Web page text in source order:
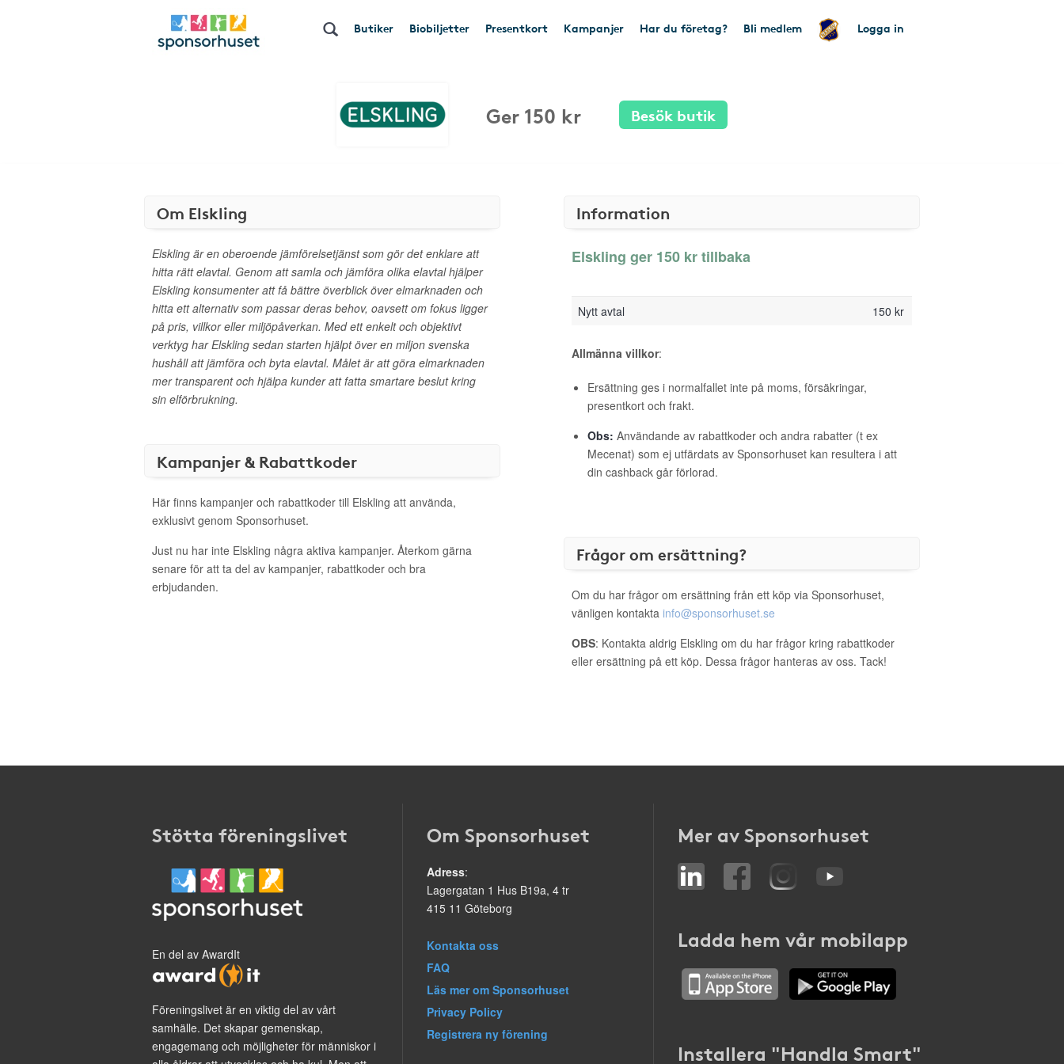
Butiker Biobiljetter Presentkort Kampanjer Har du företag? Bli medlem Logga in
Ger 150 kr Besök butik
Om Elskling
Elskling är en oberoende jämförelsetjänst som gör det enklare att
hitta rätt elavtal. Genom att samla och jämföra olika elavtal hjälper
Elskling konsumenter att få bättre överblick över elmarknaden och
hitta ett alternativ som passar deras behov, oavsett om fokus ligger
på pris, villkor eller miljöpåverkan. Med ett enkelt och objektivt
verktyg har Elskling sedan starten hjälpt över en miljon svenska
hushåll att jämföra och byta elavtal. Målet är att göra elmarknaden
mer transparent och hjälpa kunder att fatta smartare beslut kring
sin elförbrukning.
Kampanjer & Rabattkoder
Här finns kampanjer och rabattkoder till Elskling att använda,
exklusivt genom Sponsorhuset.
Just nu har inte Elskling några aktiva kampanjer. Återkom gärna
senare för att ta del av kampanjer, rabattkoder och bra
erbjudanden.
Information
Elskling ger 150 kr tillbaka
Nytt avtal 150 kr
Allmänna villkor:
Ersättning ges i normalfallet inte på moms, försäkringar,
presentkort och frakt.
Obs: Användande av rabattkoder och andra rabatter (t ex
Mecenat) som ej utfärdats av Sponsorhuset kan resultera i att
din cashback går förlorad.
Frågor om ersättning?
Om du har frågor om ersättning från ett köp via Sponsorhuset,
vänligen kontakta info@sponsorhuset.se
OBS: Kontakta aldrig Elskling om du har frågor kring rabattkoder
eller ersättning på ett köp. Dessa frågor hanteras av oss. Tack!
Stötta föreningslivet
En del av AwardIt
Föreningslivet är en viktig del av vårt
samhälle. Det skapar gemenskap,
engagemang och möjligheter för människor i
Om Sponsorhuset
Adress:
Lagergatan 1 Hus B19a, 4 tr
415 11 Göteborg
Kontakta oss
FAQ
Läs mer om Sponsorhuset
Privacy Policy
Registrera ny förening
Mer av Sponsorhuset
Ladda hem vår mobilapp
Installera "Handla Smart"